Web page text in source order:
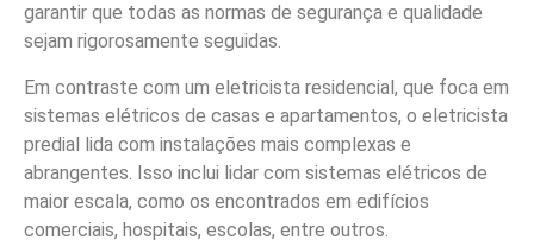
garantir que todas as normas de segurança e qualidade
sejam rigorosamente seguidas.
Em contraste com um eletricista residencial, que foca em
sistemas elétricos de casas e apartamentos, o eletricista
predial lida com instalações mais complexas e
abrangentes. Isso inclui lidar com sistemas elétricos de
maior escala, como os encontrados em edifícios
comerciais, hospitais, escolas, entre outros.